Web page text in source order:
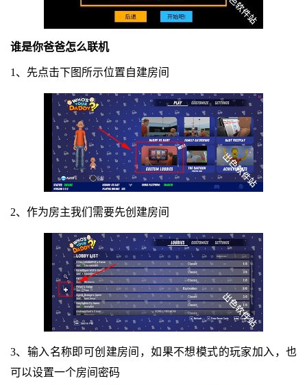
谁是你爸爸怎么联机
1、先点击下图所示位置自建房间
2、作为房主我们需要先创建房间
3、输入名称即可创建房间，如果不想模式的玩家加入，也
可以设置一个房间密码